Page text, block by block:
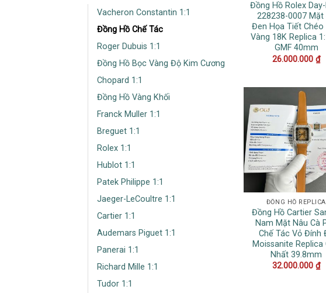
Vacheron Constantin 1:1
Đồng Hồ Chế Tác
Roger Dubuis 1:1
Đồng Hồ Bọc Vàng Độ Kim Cương
Chopard 1:1
Đồng Hồ Vàng Khối
Franck Muller 1:1
Breguet 1:1
Rolex 1:1
Hublot 1:1
Patek Philippe 1:1
Jaeger-LeCoultre 1:1
Cartier 1:1
Audemars Piguet 1:1
Panerai 1:1
Richard Mille 1:1
Tudor 1:1
Đồng Hồ Rolex
228238-0007 Mặt
Đen Họa Tiết Chéo
Vàng 18K Replica
GMF 40mm
26.000.000 ₫
ĐỒNG HỒ REPLICA
Đồng Hồ Cartier
Nam Mặt Nâu Cà
Chế Tác Vỏ Đính
Moissanite Replica
Nhất 39.8mm
32.000.000 ₫